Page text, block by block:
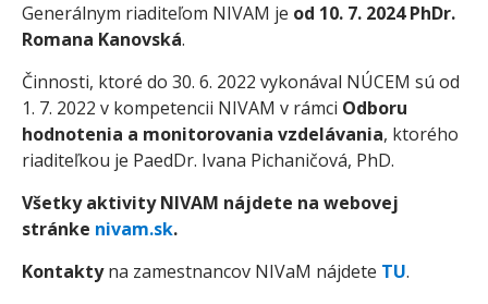
Generálnym riaditeľom NIVAM je od 10. 7. 2024 PhDr.
Romana Kanovská.
Činnosti, ktoré do 30. 6. 2022 vykonával NÚCEM sú od
1. 7. 2022 v kompetencii NIVAM v rámci Odboru
hodnotenia a monitorovania vzdelávania, ktorého
riaditeľkou je PaedDr. Ivana Pichaničová, PhD.
Všetky aktivity NIVAM nájdete na webovej
stránke nivam.sk.
Kontaktyna zamestnancov NIVaM nájdete TU.